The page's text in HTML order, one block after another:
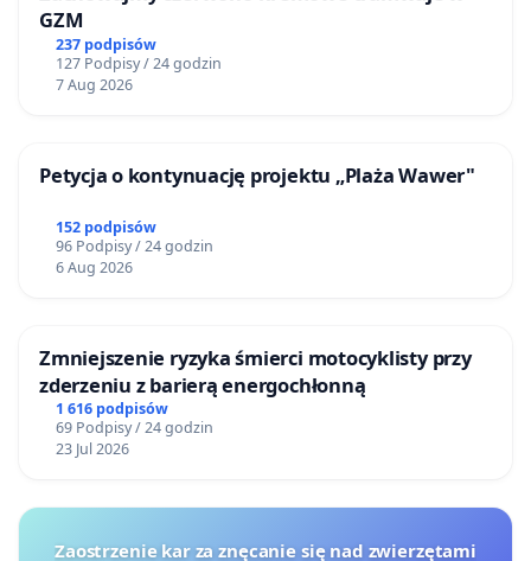
GZM
237 podpisów
127 Podpisy / 24 godzin
7 Aug 2026
Petycja o kontynuację projektu „Plaża Wawer"
152 podpisów
96 Podpisy / 24 godzin
6 Aug 2026
Zmniejszenie ryzyka śmierci motocyklisty przy
zderzeniu z barierą energochłonną
1 616 podpisów
69 Podpisy / 24 godzin
23 Jul 2026
Zaostrzenie kar za znęcanie się nad zwierzętami